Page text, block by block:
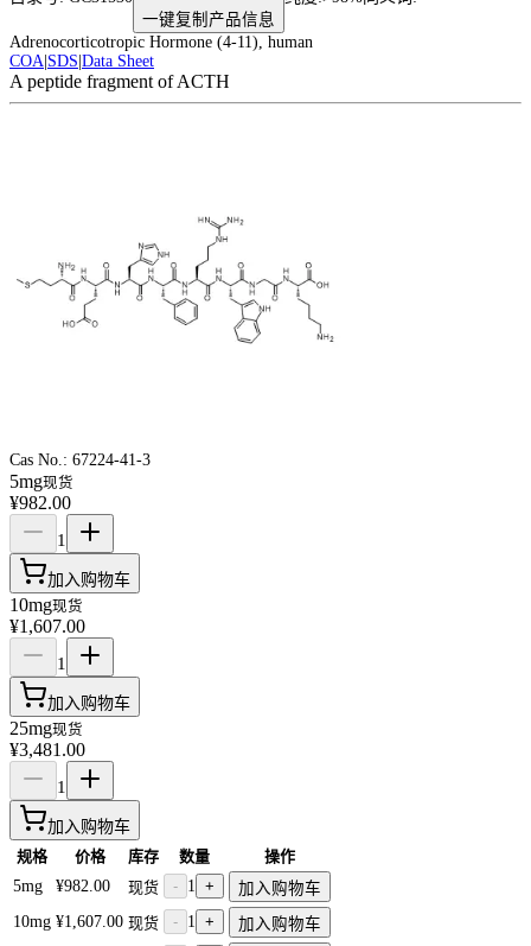
一键复制产品信息
Adrenocorticotropic Hormone (4-11), human
COA SDS Data Sheet
A peptide fragment of ACTH
Cas No.: 67224-41-3
5mg现货
¥982.00
1
加入购物车
10mg现货
¥1,607.00
1
加入购物车
25mg现货
¥3,481.00
1
加入购物车
规格 价格 库存 数量
操作
5mg
¥982.00 现货 - 1 +
加入购物车
10mg ¥1,607.00 现货 - 1 +
加入购物车